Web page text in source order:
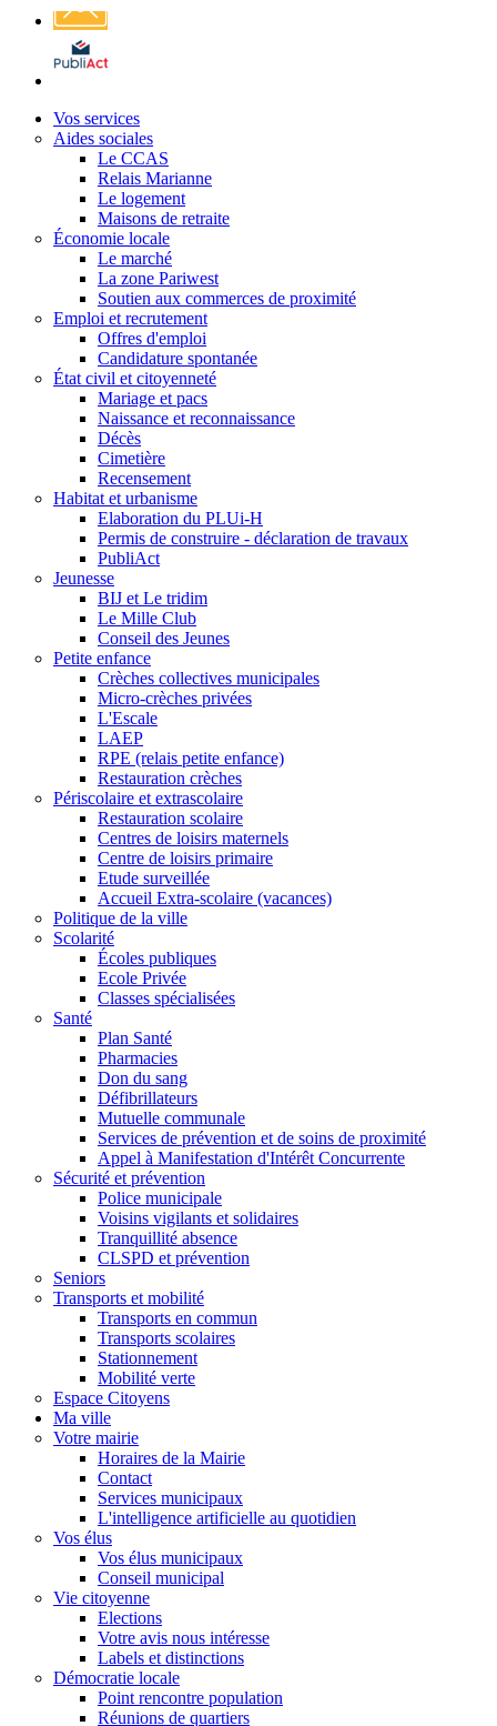
Affichage
légal
Vos services
Aides sociales
Le CCAS
Relais Marianne
Le logement
Maisons de retraite
Économie locale
Le marché
La zone Pariwest
Soutien aux commerces de proximité
Emploi et recrutement
Offres d'emploi
Candidature spontanée
État civil et citoyenneté
Mariage et pacs
Naissance et reconnaissance
Décès
Cimetière
Recensement
Habitat et urbanisme
Elaboration du PLUi-H
Permis de construire - déclaration de travaux
PubliAct
Jeunesse
BIJ et Le tridim
Le Mille Club
Conseil des Jeunes
Petite enfance
Crèches collectives municipales
Micro-crèches privées
L'Escale
LAEP
RPE (relais petite enfance)
Restauration crèches
Périscolaire et extrascolaire
Restauration scolaire
Centres de loisirs maternels
Centre de loisirs primaire
Etude surveillée
Accueil Extra-scolaire (vacances)
Politique de la ville
Scolarité
Écoles publiques
Ecole Privée
Classes spécialisées
Santé
Plan Santé
Pharmacies
Don du sang
Défibrillateurs
Mutuelle communale
Services de prévention et de soins de proximité
Appel à Manifestation d'Intérêt Concurrente
Sécurité et prévention
Police municipale
Voisins vigilants et solidaires
Tranquillité absence
CLSPD et prévention
Seniors
Transports et mobilité
Transports en commun
Transports scolaires
Stationnement
Mobilité verte
Espace Citoyens
Ma ville
Votre mairie
Horaires de la Mairie
Contact
Services municipaux
L'intelligence artificielle au quotidien
Vos élus
Vos élus municipaux
Conseil municipal
Vie citoyenne
Elections
Votre avis nous intéresse
Labels et distinctions
Démocratie locale
Point rencontre population
Réunions de quartiers